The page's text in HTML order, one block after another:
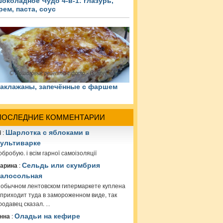
паста, соус
запечённые с фаршем
КОММЕНТАРИИ
: Шарлотка с яблоками в
і всім гарної самоізоляції
:Сельдь или скумбрия
лентовском гипермаркете куплена
туда в замороженном виде, так
сказал. ...
:Оладьи на кефире